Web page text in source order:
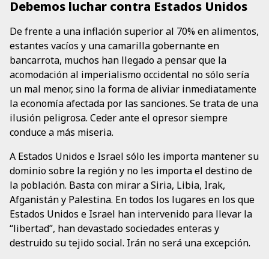
Debemos luchar contra Estados Unidos
De frente a una inflación superior al 70% en alimentos,
estantes vacíos y una camarilla gobernante en
bancarrota, muchos han llegado a pensar que la
acomodación al imperialismo occidental no sólo sería
un mal menor, sino la forma de aliviar inmediatamente
la economía afectada por las sanciones. Se trata de una
ilusión peligrosa. Ceder ante el opresor siempre
conduce a más miseria.
A Estados Unidos e Israel sólo les importa mantener su
dominio sobre la región y no les importa el destino de
la población. Basta con mirar a Siria, Libia, Irak,
Afganistán y Palestina. En todos los lugares en los que
Estados Unidos e Israel han intervenido para llevar la
“libertad”, han devastado sociedades enteras y
destruido su tejido social. Irán no será una excepción.